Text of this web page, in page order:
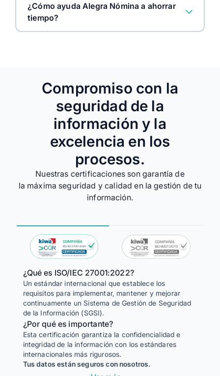
¿Cómo ayuda Alegra Nómina a ahorrar
tiempo?
Compromiso con la
seguridad de la
información y la
excelencia en los
procesos.
Nuestras certificaciones son garantía de
la máxima seguridad y calidad en la gestión de tu
información.
¿Qué es ISO/IEC 27001:2022?
Un estándar internacional que establece los
requisitos para implementar, mantener y mejorar
continuamente un Sistema de Gestión de Seguridad
de la Información (SGSI).
¿Por qué es importante?
Esta certificación garantiza la confidencialidad e
integridad de la información con los estándares
internacionales más rigurosos.
Tus datos están seguros con nosotros.